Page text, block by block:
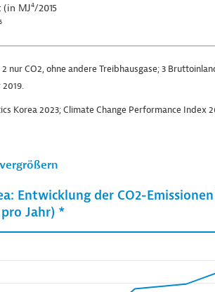
(in MJ4/2015
2 nur CO2, ohne andere Treibhausgase; 3
Korea 2023; Climate Change Performance Index